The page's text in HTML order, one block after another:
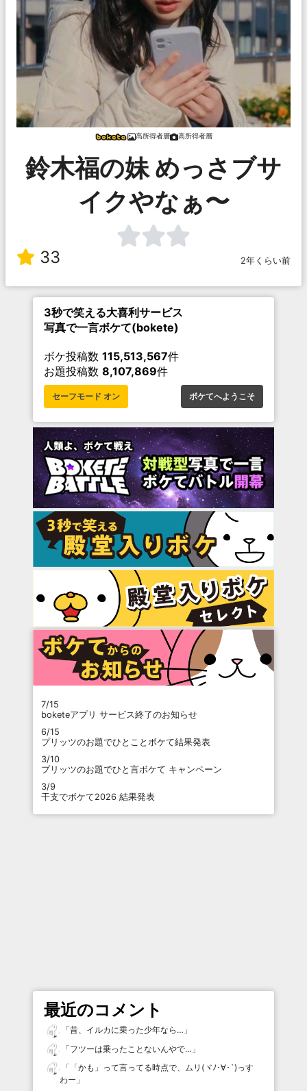
高所得者層 高所得者層
鈴木福の妹 めっさブサ
イクやなぁ〜
33 2年くらい前
3秒で笑える大喜利サービス
写真で一言ボケて(bokete)
ボケ投稿数 115,513,567件
お題投稿数 8,107,869件
セーフモード オン ボケてへようこそ
7/15
boketeアプリ サービス終了のお知らせ
6/15
プリッツのお題でひとことボケて結果発表
3/10
プリッツのお題でひと言ボケて キャンペーン
3/9
干支でボケて2026 結果発表
最近のコメント
「昔、イルカに乗った少年なら… 」
「フツーは乗ったことないんやで… 」
「 「かも」って言ってる時点で、ムリ(ヾﾉ･∀･`)っす
わー 」